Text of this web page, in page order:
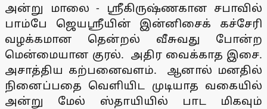
அன்று மாலை - ஸ்ரீகிருஷ்ணகான சபாவில்
பாம்பே ஜெயஸ்ரீயின் இன்னிசைக் கச்சேரி
வழக்கமான தென்றல் வீசுவது போன்ற
மென்மையான குரல். அதிர வைக்காத இசை.
அசாத்திய கற்பனைவளம். ஆனால் மனதில்
நினைப்பதை வெளியிட முடியாத வகையில்
அன்று மேல் ஸ்தாயியில் பாட மிகவும்